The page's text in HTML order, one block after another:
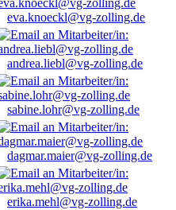
eva.knoeckl@vg-zolling.de
andrea.liebl@vg-zolling.de
sabine.lohr@vg-zolling.de
dagmar.maier@vg-zolling.de
erika.mehl@vg-zolling.de